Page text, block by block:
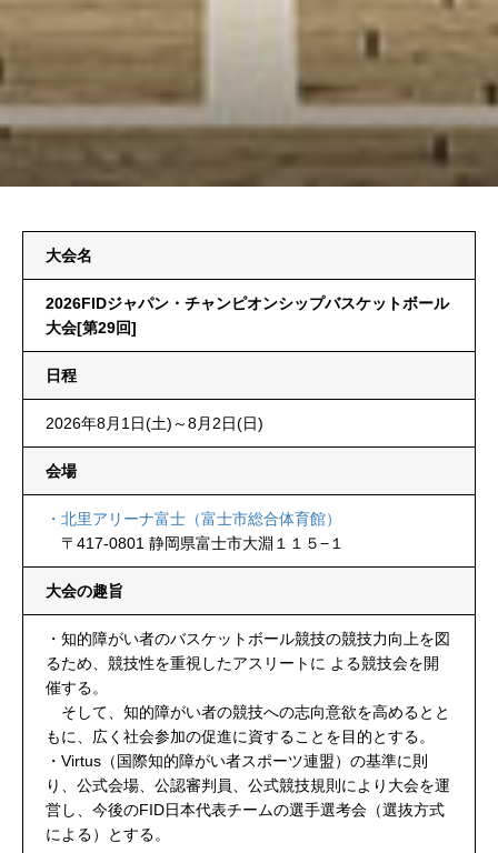
大会名
2026FIDジャパン・チャンピオンシップバスケットボール
大会[第29回]
日程
2026年8月1日(土)～8月2日(日)
会場
・北里アリーナ富士（富士市総合体育館）
〒417-0801 静岡県富士市大淵１１５−１
大会の趣旨
・知的障がい者のバスケットボール競技の競技力向上を図
るため、競技性を重視したアスリートに よる競技会を開
催する。
そして、知的障がい者の競技への志向意欲を高めるとと
もに、広く社会参加の促進に資することを目的とする。
・Virtus（国際知的障がい者スポーツ連盟）の基準に則
り、公式会場、公認審判員、公式競技規則により大会を運
営し、今後のFID日本代表チームの選手選考会（選抜方式
による）とする。